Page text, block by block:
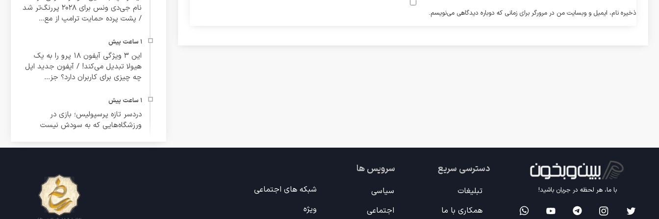
ذخیره نام، ایمیل و وبسایت من در مرورگر برای زمانی که دوباره دیدگاهی می‌نویسم.
نام جی‌دی ونس برای ۲۰۲۸ پررنگ‌تر شد
/ پشت پرده حمایت ترامپ از مع...
این ۳ ویژگی آیفون ۱۸ پرو را به یک
هیولا تبدیل می‌کند! / آیفون جدید اپل
چه چیزی برای کاربران دارد؟ جز...
دردسر تازه پرسپولیس؛ بازی در
ورزشگاه‌هایی که به سودش نیست
با ما، هر لحظه در جریان باشید!
دسترسی سریع
تبلیغات
همکاری با ما
سرویس ها
سیاسی
اجتماعی
شبکه های اجتماعی
ویژه